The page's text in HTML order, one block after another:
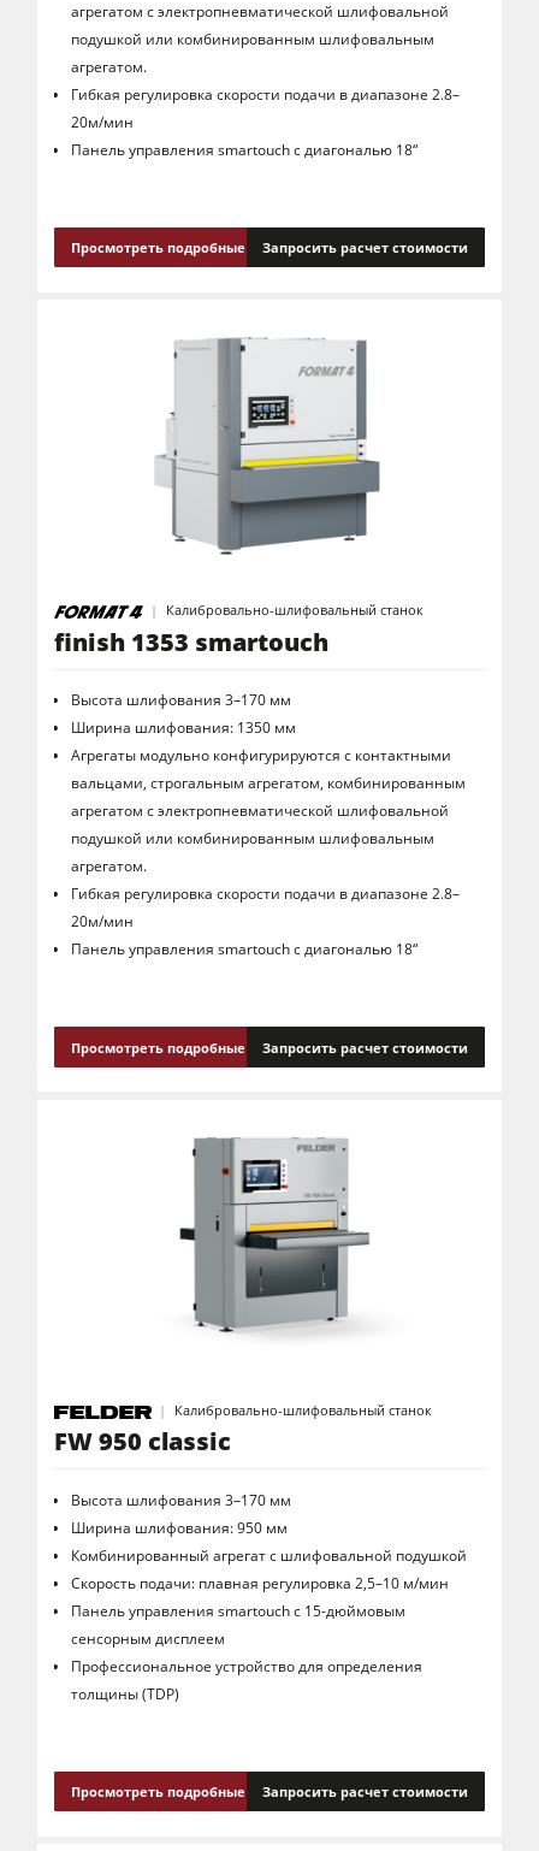
агрегатом с электропневматической шлифовальной
подушкой или комбинированным шлифовальным
агрегатом.
Гибкая регулировка скорости подачи в диапазоне 2.8–
20м/мин
Панель управления smartouch с диагональю 18“
Просмотреть подробные сведенияЗапросить расчет стоимости
Калибровально-шлифовальный станок
finish 1353 smartouch
Высота шлифования 3–170 мм
Ширина шлифования: 1350 мм
Агрегаты модульно конфигурируются с контактными
вальцами, строгальным агрегатом, комбинированным
агрегатом с электропневматической шлифовальной
подушкой или комбинированным шлифовальным
агрегатом.
Гибкая регулировка скорости подачи в диапазоне 2.8–
20м/мин
Панель управления smartouch с диагональю 18“
Просмотреть подробные сведенияЗапросить расчет стоимости
Калибровально-шлифовальный станок
FW 950 classic
Высота шлифования 3–170 мм
Ширина шлифования: 950 мм
Комбинированный агрегат с шлифовальной подушкой
Скорость подачи: плавная регулировка 2,5–10 м/мин
Панель управления smartouch с 15-дюймовым
сенсорным дисплеем
Профессиональное устройство для определения
толщины (TDP)
Просмотреть подробные сведенияЗапросить расчет стоимости